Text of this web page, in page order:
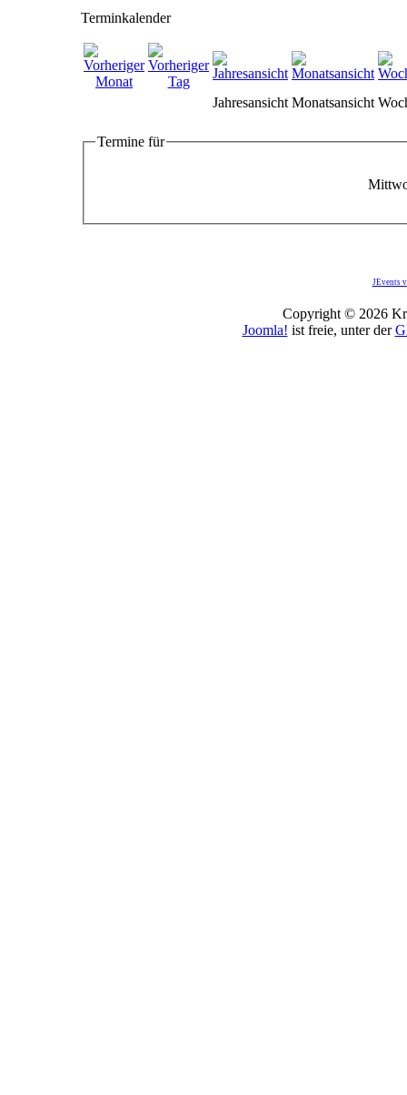
Terminkalender
Jahresansicht Monatsansicht
Termine für
JEvents
Copyright © 2026
Joomla! ist freie, unter der